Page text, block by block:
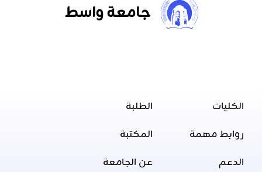
جامعة واسط
الكليات
روابط مهمة
الدعم
الطلبة
المكتبة
عن الجامعة